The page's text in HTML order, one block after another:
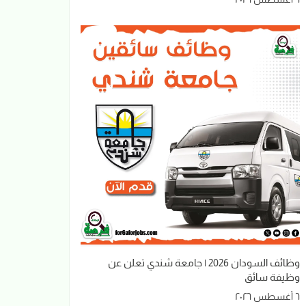
وظائف السودان 2026 | جامعة شندي تعلن عن
وظيفة سائق
٦ أغسطس ٢٠٢٦